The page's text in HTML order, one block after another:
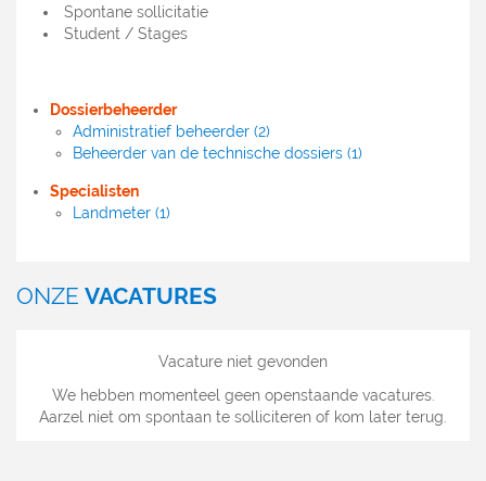
Spontane sollicitatie
Student / Stages
Dossierbeheerder
Administratief beheerder (2)
Beheerder van de technische dossiers (1)
Specialisten
Landmeter (1)
ONZE VACATURES
Vacature niet gevonden
We hebben momenteel geen openstaande vacatures.
Aarzel niet om spontaan te solliciteren of kom later terug.